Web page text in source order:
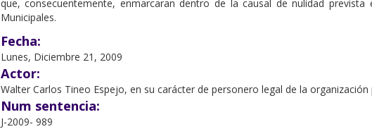
que, consecuentemente, enmarcaran dentro de la causal de nulidad prevista
Municipales.
Fecha:
Lunes, Diciembre 21, 2009
Actor:
Walter Carlos Tineo Espejo, en su carácter de personero legal de la organización
Num sentencia:
J-2009- 989